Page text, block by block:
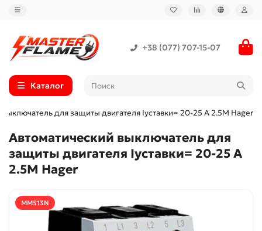
+38 (077) 707-15-07
Каталог
выключатель для защиты двигателя Iуставки= 20-25 А 2.5М Hager
Автоматический выключатель для
защиты двигателя Iуставки= 20-25 А
2.5М Hager
MM513N